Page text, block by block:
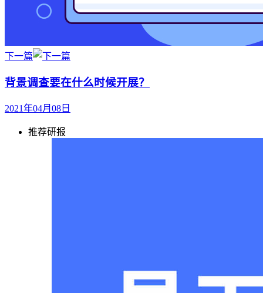
下一篇
背景调查要在什么时候开展？
2021年04月08日
推荐研报